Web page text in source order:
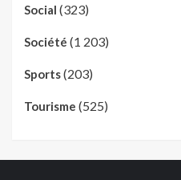
Social (323)
Société (1 203)
Sports(203)
Tourisme (525)